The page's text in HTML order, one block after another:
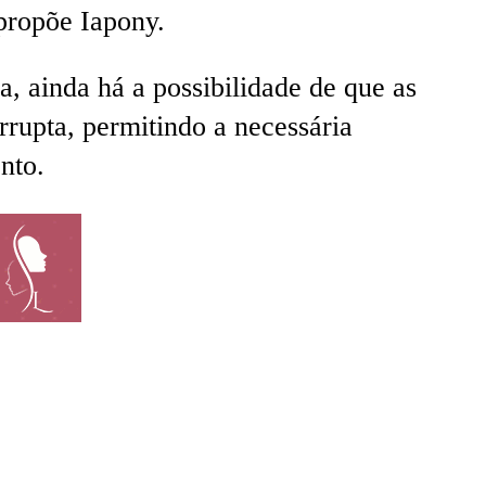
Iapony.
ainda há a possibilidade de que as
permitindo a necessária